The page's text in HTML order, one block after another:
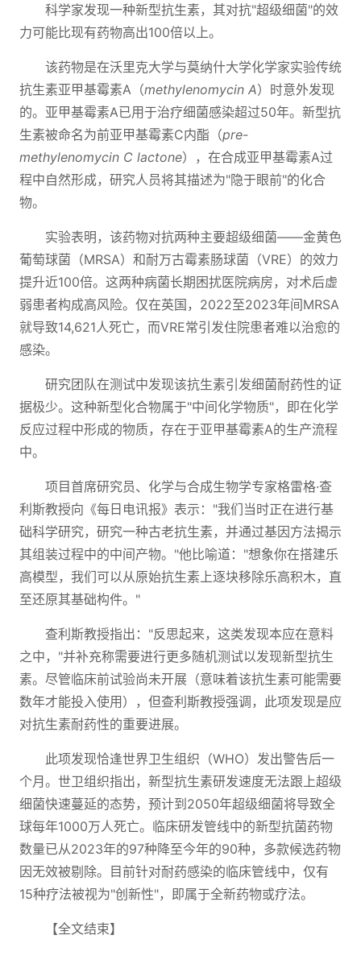
科学家发现一种新型抗生素，其对抗"超级细菌"的效
力可能比现有药物高出100倍以上。
该药物是在沃里克大学与莫纳什大学化学家实验传统
抗生素亚甲基霉素A（methylenomycin A）时意外发现
的。亚甲基霉素A已用于治疗细菌感染超过50年。新型抗
生素被命名为前亚甲基霉素C内酯（pre-
methylenomycin C lactone），在合成亚甲基霉素A过
程中自然形成，研究人员将其描述为"隐于眼前"的化合
物。
实验表明，该药物对抗两种主要超级细菌——金黄色
葡萄球菌（MRSA）和耐万古霉素肠球菌（VRE）的效力
提升近100倍。这两种病菌长期困扰医院病房，对术后虚
弱患者构成高风险。仅在英国，2022至2023年间MRSA
就导致14,621人死亡，而VRE常引发住院患者难以治愈的
感染。
研究团队在测试中发现该抗生素引发细菌耐药性的证
据极少。这种新型化合物属于"中间化学物质"，即在化学
反应过程中形成的物质，存在于亚甲基霉素A的生产流程
中。
项目首席研究员、化学与合成生物学专家格雷格·查
利斯教授向《每日电讯报》表示："我们当时正在进行基
础科学研究，研究一种古老抗生素，并通过基因方法揭示
其组装过程中的中间产物。"他比喻道："想象你在搭建乐
高模型，我们可以从原始抗生素上逐块移除乐高积木，直
至还原其基础构件。"
查利斯教授指出："反思起来，这类发现本应在意料
之中，"并补充称需要进行更多随机测试以发现新型抗生
素。尽管临床前试验尚未开展（意味着该抗生素可能需要
数年才能投入使用），但查利斯教授强调，此项发现是应
对抗生素耐药性的重要进展。
此项发现恰逢世界卫生组织（WHO）发出警告后一
个月。世卫组织指出，新型抗生素研发速度无法跟上超级
细菌快速蔓延的态势，预计到2050年超级细菌将导致全
球每年1000万人死亡。临床研发管线中的新型抗菌药物
数量已从2023年的97种降至今年的90种，多款候选药物
因无效被剔除。目前针对耐药感染的临床管线中，仅有
15种疗法被视为"创新性"，即属于全新药物或疗法。
【全文结束】